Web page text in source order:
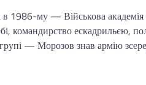
1986-му — Військова академія
командирство ескадрильєю,
— Морозов знав армію